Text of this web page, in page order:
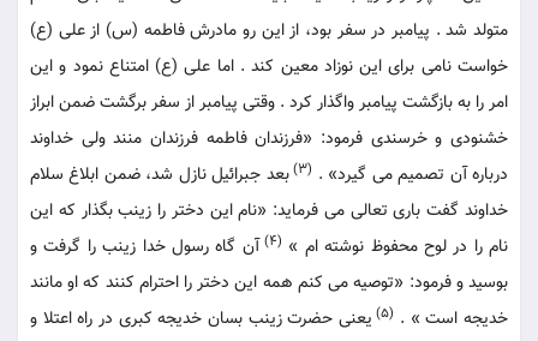
متولد شد . پیامبر در سفر بود، از این رو مادرش فاطمه (س) از علی (ع)
خواست نامی برای این نوزاد معین کند . اما علی (ع) امتناع نمود و این
امر را به بازگشت پیامبر واگذار کرد . وقتی پیامبر از سفر برگشت ضمن ابراز
خشنودی و خرسندی فرمود: «فرزندان فاطمه فرزندان منند ولی خداوند
درباره آن تصمیم می گیرد» . (3)
بعد جبرائیل نازل شد، ضمن ابلاغ سلام
خداوند گفت باری تعالی می فرماید: «نام این دختر را زینب بگذار که این
نام را در لوح محفوظ نوشته ام » (4)
آن گاه رسول خدا زینب را گرفت و
بوسید و فرمود: «توصیه می کنم همه این دختر را احترام کنند که او مانند
خدیجه است » . (5)
یعنی حضرت زینب بسان خدیجه کبری در راه اعتلا و